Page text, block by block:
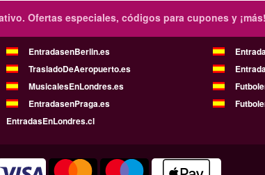
Ofertas especiales, códigos para cupones y ¡más!
EntradasenBerlin.es
TrasladoDeAeropuerto.es
MusicalesEnLondres.es
EntradasenPraga.es
EntradasEnLondres.cl